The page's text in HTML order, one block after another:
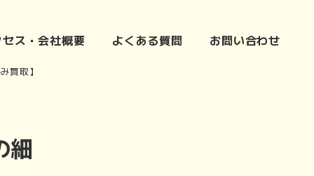
ス・会社概要 よくある質問 お問い合わせ
買取】
細